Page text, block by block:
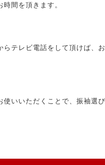
間を頂きます。
テレビ電話をして頂けば、
いいただくことで、振袖選